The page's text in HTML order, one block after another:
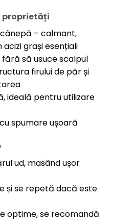
proprietăți
– calmant,
grași esențiali
să usuce scalpul
firului de păr și
ideală pentru utilizare
spumare ușoară
ud, masând ușor
și se repetă dacă este
optime, se recomandă